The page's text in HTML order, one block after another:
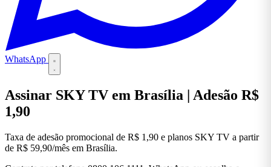
WhatsApp
Assinar SKY TV em Brasília | Adesão R$
1,90
Taxa de adesão promocional de R$ 1,90 e planos SKY TV a partir
de R$ 59,90/mês em Brasília.